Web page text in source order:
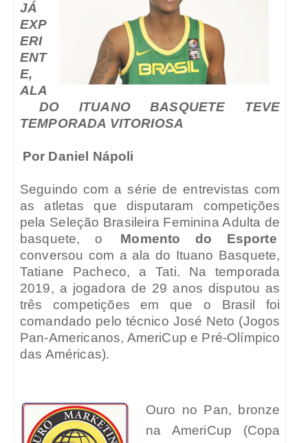
JÁ
EXP
ERI
ENT
E,
ALA
DO ITUANO BASQUETE TEVE
TEMPORADA VITORIOSA
Por Daniel Nápoli
Seguindo com a série de entrevistas com
as atletas que disputaram competições
pela Seleção Brasileira Feminina Adulta de
basquete, o
Momento do Esporte
conversou com a ala do Ituano Basquete,
Tatiane Pacheco, a Tati. Na temporada
2019, a jogadora de 29 anos disputou as
três competições em que o Brasil foi
comandado pelo técnico José Neto (Jogos
Pan-Americanos, AmeriCup e Pré-Olímpico
das Américas).
Ouro no Pan, bronze
na AmeriCup (Copa